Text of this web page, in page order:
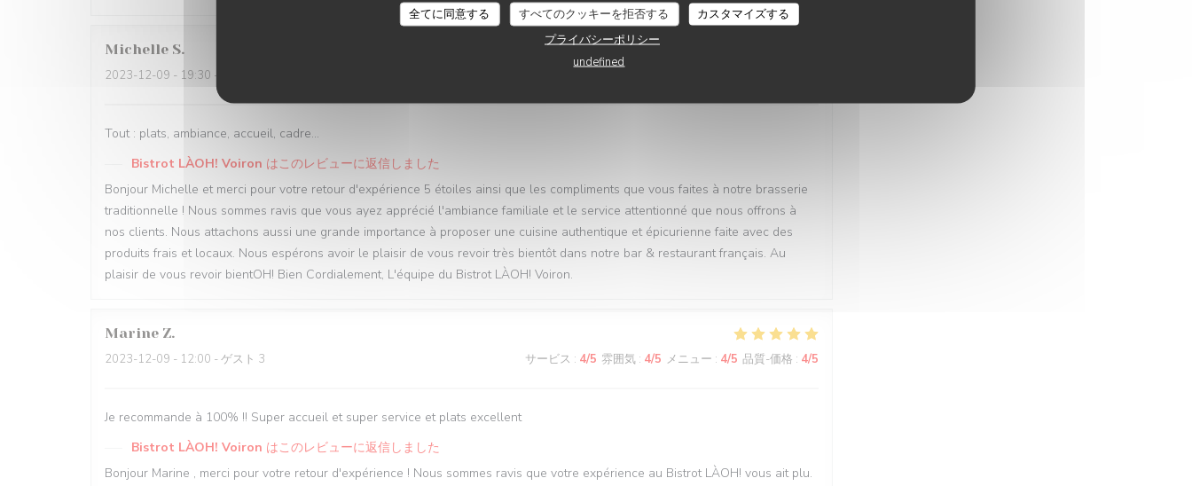
全てに同意する すべてのクッキーを拒否する
カスタマイズする
プライバシーポリシー
undefined
Michelle S
2023-12-09 - 19:30 - ゲスト 2
Tout : plats, ambiance, accueil, cadre...
Bistrot LÀOH! Voiron はこのレビューに返信しました
Bonjour Michelle et merci pour votre retour d'expérience 5 étoiles ainsi que les compliments que vous faites à notre brasserie
traditionnelle ! Nous sommes ravis que vous ayez apprécié l'ambiance familiale et le service attentionné que nous offrons à
nos clients. Nous attachons aussi une grande importance à proposer une cuisine authentique et épicurienne faite avec des
produits frais et locaux. Nous espérons avoir le plaisir de vous revoir très bientôt dans notre bar & restaurant français. Au
plaisir de vous revoir bientOH! Bien Cordialement, L'équipe du Bistrot LÀOH! Voiron.
Marine Z
2023-12-09 - 12:00 - ゲスト 3 サービス : 4/5 雰囲気 : 4/5 メニュー : 4/5 品質-価格 : 4/5
Je recommande à 100% !! Super accueil et super service et plats excellent
Bistrot LÀOH! Voiron はこのレビューに返信しました
Bonjour Marine , merci pour votre retour d'expérience ! Nous sommes ravis que votre expérience au Bistrot LÀOH! vous ait plu.